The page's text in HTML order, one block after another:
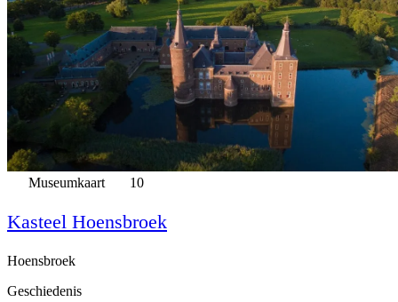
Museumkaart 10
Kasteel Hoensbroek
Hoensbroek
Geschiedenis